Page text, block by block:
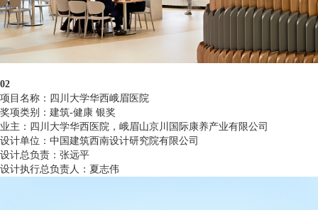
02
项目名称：四川大学华西峨眉医院
奖项类别：建筑-健康 银奖
业主：四川大学华西医院，峨眉山京川国际康养产业有限公司
设计单位：中国建筑西南设计研究院有限公司
设计总负责：张远平
设计执行总负责人：夏志伟